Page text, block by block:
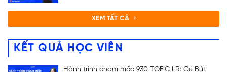
XEM TẤT CẢ
KẾT QUẢ HỌC VIÊN
Hành trình chạm mốc 930 TOEIC LR: Cú Bứt